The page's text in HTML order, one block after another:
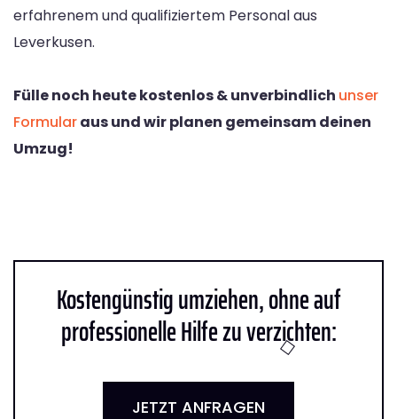
erfahrenem und qualifiziertem Personal aus
Leverkusen.
Fülle noch heute kostenlos & unverbindlich unser
Formularaus und wir planen gemeinsam deinen
Umzug!
Kostengünstig umziehen, ohne auf
professionelle Hilfe zu verzichten:
JETZT ANFRAGEN